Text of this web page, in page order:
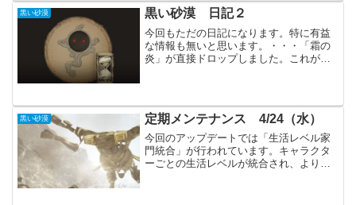
います。今回は狩猟デイリー依頼用のキ
ャラクターにも揃えます...
黒い砂漠 黒い砂漠 日記２
今回もただの日記になります。特に有益
な情報も無いと思います。・・・「霜の
炎」が直接ドロップしました。これが言
の森」でチャンネルは「F...
黒い砂漠 定期メンテナンス 4/24（水）
今回のアップデートでは「生活レベル家
門統合」が行われています。キャラクタ
ーごとの生活レベルが統合され、より分